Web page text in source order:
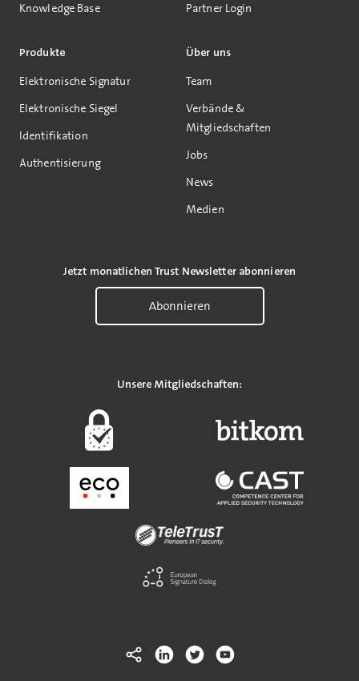
Knowledge Base
Produkte
Elektronische Signatur
Elektronische Siegel
Identifikation
Authentisierung
Partner Login
Über uns
Team
Verbände &
Mitgliedschaften
Jobs
News
Medien
Jetzt monatlichen Trust Newsletter abonnieren
Abonnieren
Unsere Mitgliedschaften: